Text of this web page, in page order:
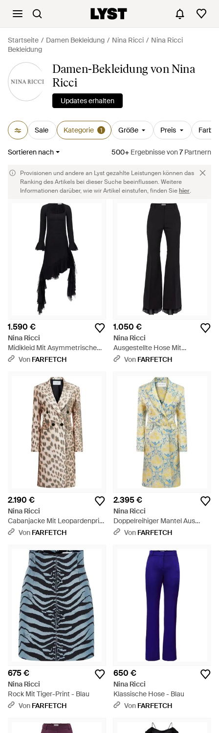
Startseite Damen Bekleidung Nina Ricci
Nina Ricci
Bekleidung
Damen-Bekleidung von Nina
Ricci
Updates erhalten
Sale Kategorie 1 Größe Preis Farbe
Sortieren nach 500+ Ergebnissevon7Partnern
Provisionen und andere an Lyst gezahlte Leistungen können das
Ranking des Artikels bei dieser Suche beeinflussen. Weitere
Informationen darüber, wie wir Artikel einstufen, finden Siehier.
1.590 €
Nina Ricci
Midikleid Mit Asymmetrischem
Saum - Schwarz
Von FARFETCH
1.050 €
Nina Ricci
Ausgestellte Hose Mit
Jacquardmuster - Schwarz
Von FARFETCH
2.190 €
Nina Ricci
Cabanjacke Mit Leopardenprint
- Weiß
Von FARFETCH
2.395 €
Nina Ricci
Doppelreihiger Mantel Aus
Blumenjacquard - Weiß
Von FARFETCH
675 €
Nina Ricci
Rock Mit Tiger-Print - Blau
Von FARFETCH
650 €
Nina Ricci
Klassische Hose - Blau
Von FARFETCH